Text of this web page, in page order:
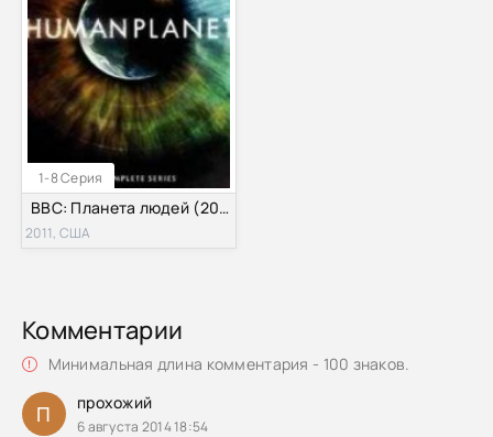
1-8 Серия
BBC: Планета людей (2011)
2011, США
Комментарии
Минимальная длина комментария - 100 знаков.
П прохожий
6 августа 2014 18:54